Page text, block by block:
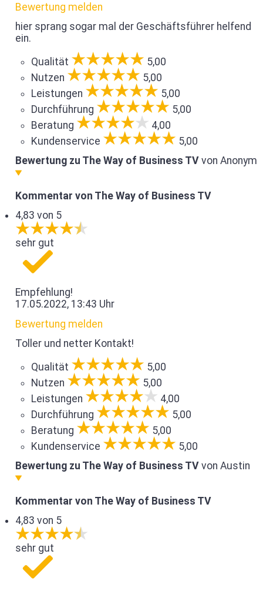
Bewertung melden
hier sprang sogar mal der Geschäftsführer helfend
ein.
Qualität
5,00
Nutzen
5,00
Leistungen
5,00
Durchführung
5,00
Beratung
4,00
Kundenservice
5,00
Bewertung zu The Way of Business TVvon Anonym
Kommentar von The Way of Business TV
4,83 von 5
sehr gut
Empfehlung!
17.05.2022, 13:43 Uhr
Bewertung melden
Toller und netter Kontakt!
Qualität
5,00
Nutzen
5,00
Leistungen
4,00
Durchführung
5,00
Beratung
5,00
Kundenservice
5,00
Bewertung zu The Way of Business TVvon Austin
Kommentar von The Way of Business TV
4,83 von 5
sehr gut